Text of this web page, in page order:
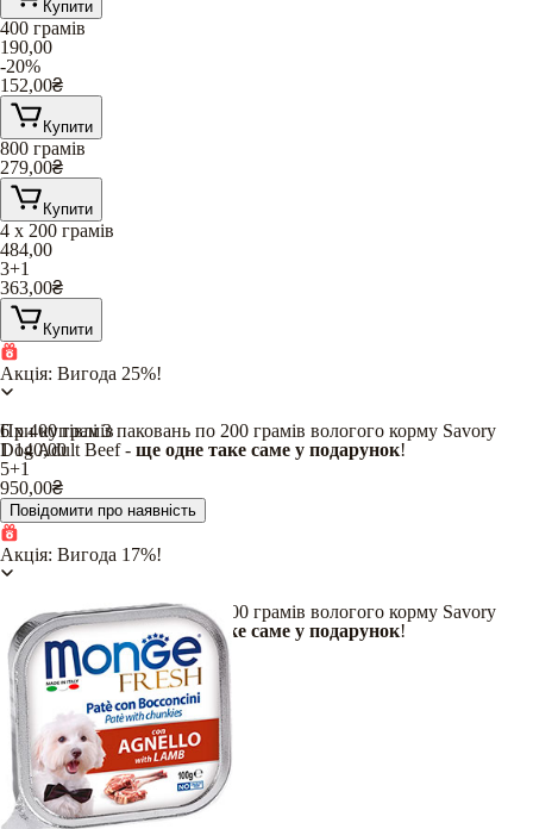
Купити
400 грамів
190,00
-20%
152,00₴
Купити
800 грамів
279,00₴
Купити
4 х 200 грамів
484,00
3+1
363,00₴
Купити
Акція: Вигода 25%!
При купівлі 3 паковань по 200 грамів вологого корму Savory
Dog Adult Beef - ще одне таке саме у подарунок!
6 х 400 грамів
1 140,00
5+1
950,00₴
Повідомити про наявність
Акція: Вигода 17%!
При купівлі 5 паковань по 400 грамів вологого корму Savory
Dog Adult Beef -ще одне таке саме у подарунок!